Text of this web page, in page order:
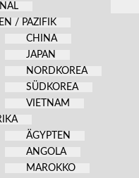
/ PAZIFIK
CHINA
JAPAN
NORDKOREA
SÜDKOREA
VIETNAM
ÄGYPTEN
ANGOLA
MAROKKO